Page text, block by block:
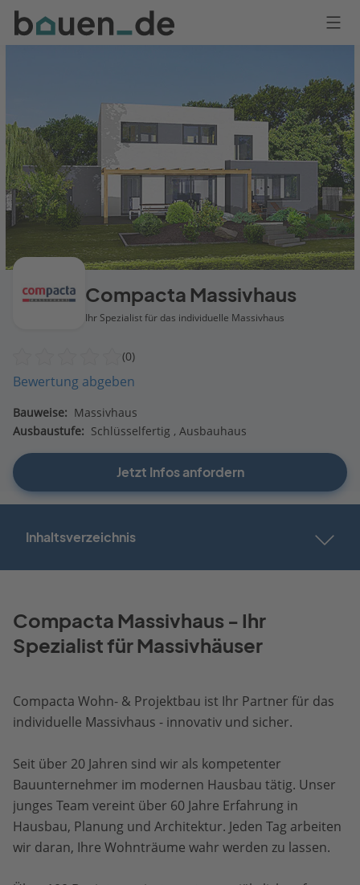
Bauen
Logo
Compacta Massivhaus
Ihr Spezialist für das individuelle Massivhaus
(0)
Bewertung abgeben
Bauweise: Massivhaus
Ausbaustufe: Schlüsselfertig Ausbauhaus
Jetzt Infos anfordern
Inhaltsverzeichnis
Compacta Massivhaus - Ihr
Spezialist für Massivhäuser
Compacta Wohn- & Projektbau ist Ihr Partner für das
individuelle Massivhaus - innovativ und sicher.
Seit über 20 Jahren sind wir als kompetenter
Bauunternehmer im modernen Hausbau tätig. Unser
junges Team vereint über 60 Jahre Erfahrung in
Hausbau, Planung und Architektur. Jeden Tag arbeiten
wir daran, Ihre Wohnträume wahr werden zu lassen.